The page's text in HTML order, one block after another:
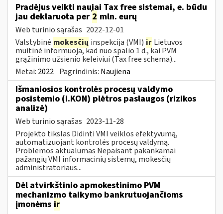
Pradėjus veikti naujai Tax free sistemai, e. būdu
jau deklaruota per 2 mln. eurų
Web turinio sąrašas 2022-12-01
Valstybinė mokesčių inspekcija (VMI) ir Lietuvos
muitinė informuoja, kad nuo spalio 1 d., kai PVM
grąžinimo užsienio keleiviui (Tax free schema)...
Metai: 2022 Pagrindinis: Naujiena
Išmaniosios kontrolės procesų valdymo
posistemio (i.KON) plėtros paslaugos (rizikos
analizė)
Web turinio sąrašas 2023-11-28
Projekto tikslas Didinti VMI veiklos efektyvumą,
automatizuojant kontrolės procesų valdymą.
Problemos aktualumas Nepaisant pakankamai
pažangių VMI informacinių sistemų, mokesčių
administratoriaus...
Dėl atvirkštinio apmokestinimo PVM
mechanizmo taikymo bankrutuojančioms
įmonėms ir